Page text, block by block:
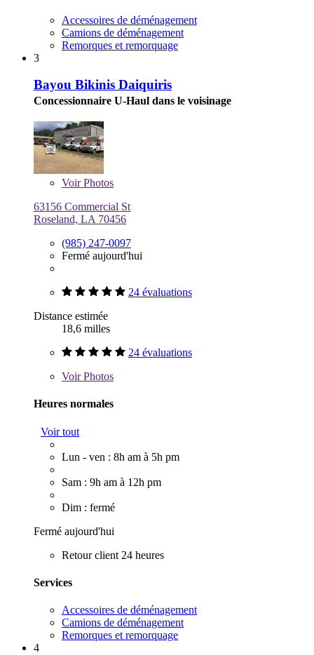
Accessoires de déménagement
Camions de déménagement
Remorques et remorquage
3
Bayou Bikinis Daiquiris
Concessionnaire U-Haul dans le voisinage
VoirPhotos
63156 Commercial St
Roseland, LA 70456
(985) 247-0097
Fermé aujourd'hui
24 évaluations
Distance estimée
18,6 milles
24 évaluations
VoirPhotos
Heures normales
Voir tout
Lun - ven : 8h am à 5h pm
Sam : 9h am à 12h pm
Dim : fermé
Fermé aujourd'hui
Retour client 24 heures
Services
Accessoires de déménagement
Camions de déménagement
Remorques et remorquage
4